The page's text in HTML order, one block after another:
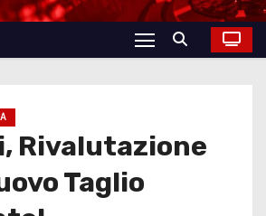
Rivalutazione
Taglio